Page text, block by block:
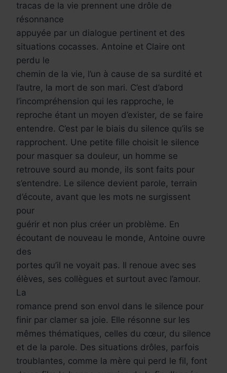
tracas de la vie prennent une drôle de
résonnance
appuyée par un dialogue pertinent et des
situations cocasses. Antoine et Claire ont
perdu le
chemin de la vie, l’un à cause de sa surdité et
l’autre, la mort de son mari. C’est d’abord
l’incompréhension qui les rapproche, le
reproche étant un moyen d’exister, de se faire
entendre. C’est par le biais du silence qu’ils se
rapprochent. Une petite fille choisit le silence
pour masquer sa douleur, un homme se
retrouve sourd au monde, ils sont faits pour
s’entendre. Le silence devient parole, terrain
d’écoute, avant que les mots ne surgissent
pour
guérir et non plus créer un problème. En
écoutant de nouveau le monde, Antoine ouvre
des
portes qu’il ne voyait pas. Il renoue avec ses
élèves, ses collègues et surtout avec l’amour.
La
romance prend son envol dans le silence pour
finir par clamer sa joie. Elle résonne sur les
mêmes thématiques, celles du cœur, du silence
et de la parole. Des situations drôles, parfois
troublantes, comme la mère qui perd le fil, font